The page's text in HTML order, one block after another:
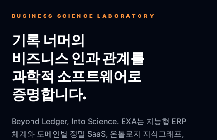
BUSINESS SCIENCE LABORATORY
기록 너머의
비즈니스 인과 관계를
과학적 소프트웨어로
증명합니다.
Beyond Ledger, Into Science. EXA는 지능형 ERP
체계와 도메인별 정밀 SaaS, 온톨로지 지식그래프,